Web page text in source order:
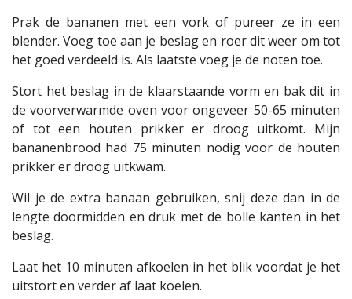
Prak de bananen met een vork of pureer ze in een
blender. Voeg toe aan je beslag en roer dit weer om tot
het goed verdeeld is. Als laatste voeg je de noten toe.
Stort het beslag in de klaarstaande vorm en bak dit in
de voorverwarmde oven voor ongeveer 50-65 minuten
of tot een houten prikker er droog uitkomt. Mijn
bananenbrood had 75 minuten nodig voor de houten
prikker er droog uitkwam.
Wil je de extra banaan gebruiken, snij deze dan in de
lengte doormidden en druk met de bolle kanten in het
beslag.
Laat het 10 minuten afkoelen in het blik voordat je het
uitstort en verder af laat koelen.